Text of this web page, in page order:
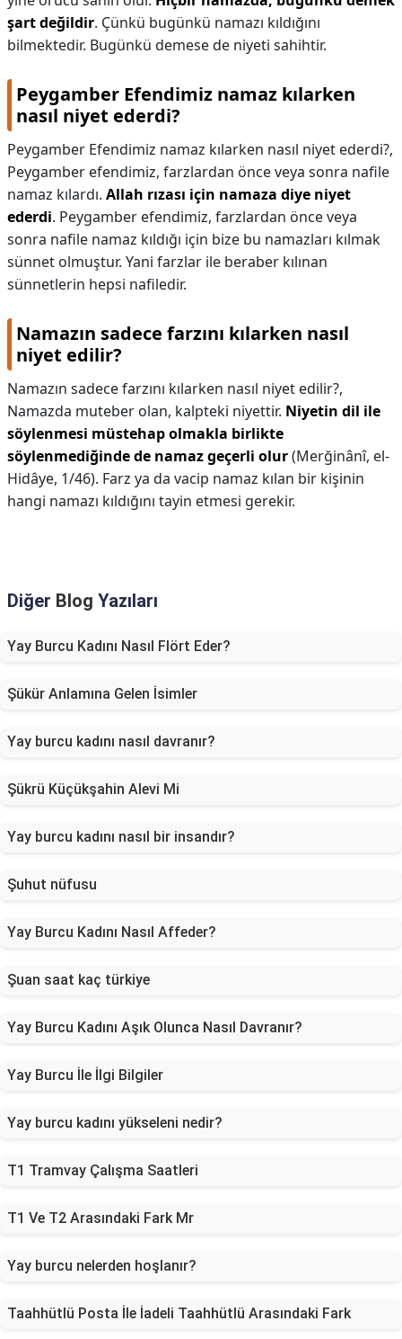
şart değildir. Çünkü bugünkü namazı kıldığını
bilmektedir. Bugünkü demese de niyeti sahihtir.
Peygamber Efendimiz namaz kılarken
nasıl niyet ederdi?
Peygamber Efendimiz namaz kılarken nasıl niyet ederdi?,
Peygamber efendimiz, farzlardan önce veya sonra nafile
namaz kılardı. Allah rızası için namaza diye niyet
ederdi. Peygamber efendimiz, farzlardan önce veya
sonra nafile namaz kıldığı için bize bu namazları kılmak
sünnet olmuştur. Yani farzlar ile beraber kılınan
sünnetlerin hepsi nafiledir.
Namazın sadece farzını kılarken nasıl
niyet edilir?
Namazın sadece farzını kılarken nasıl niyet edilir?,
Namazda muteber olan, kalpteki niyettir. Niyetin dil ile
söylenmesi müstehap olmakla birlikte
söylenmediğinde de namaz geçerli olur(Merğinânî, el-
Hidâye, 1/46). Farz ya da vacip namaz kılan bir kişinin
hangi namazı kıldığını tayin etmesi gerekir.
Diğer Blog Yazıları
Yay Burcu Kadını Nasıl Flört Eder?
Şükür Anlamına Gelen İsimler
Yay burcu kadını nasıl davranır?
Şükrü Küçükşahin Alevi Mi
Yay burcu kadını nasıl bir insandır?
Şuhut nüfusu
Yay Burcu Kadını Nasıl Affeder?
Şuan saat kaç türkiye
Yay Burcu Kadını Aşık Olunca Nasıl Davranır?
Yay Burcu İle İlgi Bilgiler
Yay burcu kadını yükseleni nedir?
T1 Tramvay Çalışma Saatleri
T1 Ve T2 Arasındaki Fark Mr
Yay burcu nelerden hoşlanır?
Taahhütlü Posta İle İadeli Taahhütlü Arasındaki Fark